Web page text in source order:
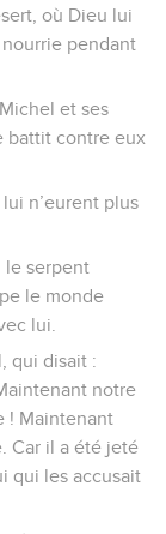
où Dieu lui
pendant
et ses
battit contre eux
n’eurent plus
le serpent
le monde
lui.
qui disait :
notre
! Maintenant
Car il a été jeté
qui les accusait